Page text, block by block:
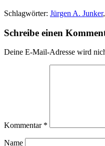
Schlagwörter: Jürgen A. Junker,
Schreibe einen
Deine E-Mail-Adresse wird
Kommentar *
Name